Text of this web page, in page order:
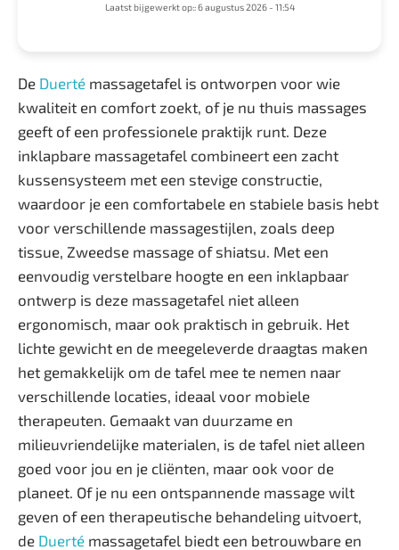
Laatst bijgewerkt op:: 6 augustus 2026 - 11:54
De Duertémassagetafel is ontworpen voor wie
kwaliteit en comfort zoekt, of je nu thuis massages
geeft of een professionele praktijk runt. Deze
inklapbare massagetafel combineert een zacht
kussensysteem met een stevige constructie,
waardoor je een comfortabele en stabiele basis hebt
voor verschillende massagestijlen, zoals deep
tissue, Zweedse massage of shiatsu. Met een
eenvoudig verstelbare hoogte en een inklapbaar
ontwerp is deze massagetafel niet alleen
ergonomisch, maar ook praktisch in gebruik. Het
lichte gewicht en de meegeleverde draagtas maken
het gemakkelijk om de tafel mee te nemen naar
verschillende locaties, ideaal voor mobiele
therapeuten. Gemaakt van duurzame en
milieuvriendelijke materialen, is de tafel niet alleen
goed voor jou en je cliënten, maar ook voor de
planeet. Of je nu een ontspannende massage wilt
geven of een therapeutische behandeling uitvoert,
de Duertémassagetafel biedt een betrouwbare en